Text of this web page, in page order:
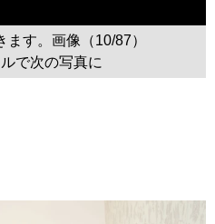
ます。画像（10/87）
で次の写真に